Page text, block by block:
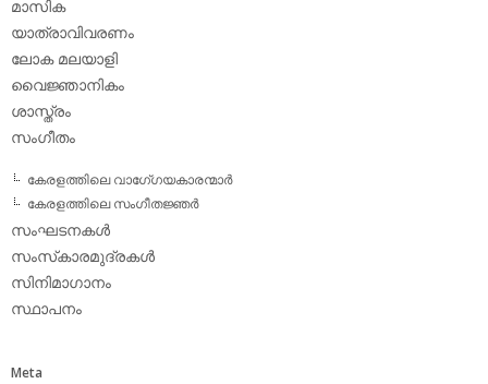
മാസിക
യാത്രാവിവരണം
ലോക മലയാളി
വൈജ്ഞാനികം
ശാസ്ത്രം
സംഗീതം
കേരളത്തിലെ വാഗേ്ഗയകാരന്മാര്‍
കേരളത്തിലെ സംഗീതജ്ഞര്‍
സംഘടനകള്‍
സംസ്‌കാരമുദ്രകള്‍
സിനിമാഗാനം
സ്ഥാപനം
Meta